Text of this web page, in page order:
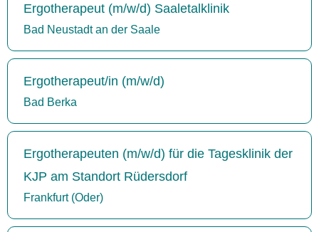
Ergotherapeut (m/w/d) Saaletalklinik
Bad Neustadt an der Saale
Ergotherapeut/in (m/w/d)
Bad Berka
Ergotherapeuten (m/w/d) für die Tagesklinik der
KJP am Standort Rüdersdorf
Frankfurt (Oder)